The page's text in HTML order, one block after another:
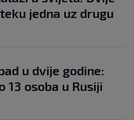
jedna uz drugu
u dvije godine:
13 osoba u Rusiji